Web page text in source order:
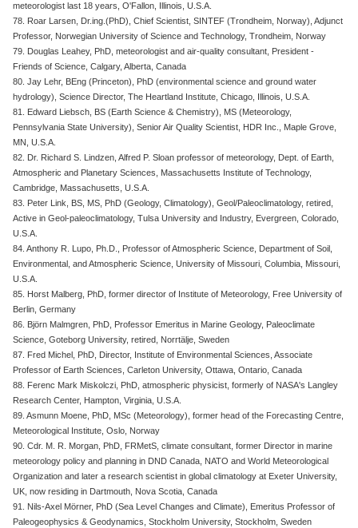
meteorologist last 18 years, O'Fallon, Illinois, U.S.A.
78. Roar Larsen, Dr.ing.(PhD), Chief Scientist, SINTEF (Trondheim, Norway), Adjunct
Professor, Norwegian University of Science and Technology, Trondheim, Norway
79. Douglas Leahey, PhD, meteorologist and air-quality consultant, President -
Friends of Science, Calgary, Alberta, Canada
80. Jay Lehr, BEng (Princeton), PhD (environmental science and ground water
hydrology), Science Director, The Heartland Institute, Chicago, Illinois, U.S.A.
81. Edward Liebsch, BS (Earth Science & Chemistry), MS (Meteorology,
Pennsylvania State University), Senior Air Quality Scientist, HDR Inc., Maple Grove,
MN, U.S.A.
82. Dr. Richard S. Lindzen, Alfred P. Sloan professor of meteorology, Dept. of Earth,
Atmospheric and Planetary Sciences, Massachusetts Institute of Technology,
Cambridge, Massachusetts, U.S.A.
83. Peter Link, BS, MS, PhD (Geology, Climatology), Geol/Paleoclimatology, retired,
Active in Geol-paleoclimatology, Tulsa University and Industry, Evergreen, Colorado,
U.S.A.
84. Anthony R. Lupo, Ph.D., Professor of Atmospheric Science, Department of Soil,
Environmental, and Atmospheric Science, University of Missouri, Columbia, Missouri,
U.S.A.
85. Horst Malberg, PhD, former director of Institute of Meteorology, Free University of
Berlin, Germany
86. Björn Malmgren, PhD, Professor Emeritus in Marine Geology, Paleoclimate
Science, Goteborg University, retired, Norrtälje, Sweden
87. Fred Michel, PhD, Director, Institute of Environmental Sciences, Associate
Professor of Earth Sciences, Carleton University, Ottawa, Ontario, Canada
88. Ferenc Mark Miskolczi, PhD, atmospheric physicist, formerly of NASA's Langley
Research Center, Hampton, Virginia, U.S.A.
89. Asmunn Moene, PhD, MSc (Meteorology), former head of the Forecasting Centre,
Meteorological Institute, Oslo, Norway
90. Cdr. M. R. Morgan, PhD, FRMetS, climate consultant, former Director in marine
meteorology policy and planning in DND Canada, NATO and World Meteorological
Organization and later a research scientist in global climatology at Exeter University,
UK, now residing in Dartmouth, Nova Scotia, Canada
91. Nils-Axel Mörner, PhD (Sea Level Changes and Climate), Emeritus Professor of
Paleogeophysics & Geodynamics, Stockholm University, Stockholm, Sweden